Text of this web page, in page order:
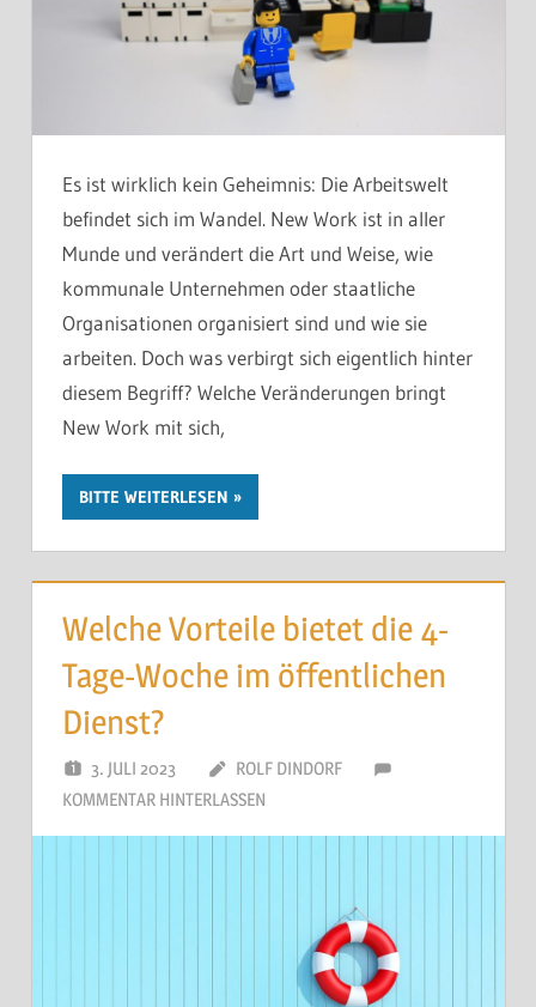
Es ist wirklich kein Geheimnis: Die Arbeitswelt
befindet sich im Wandel. New Work ist in aller
Munde und verändert die Art und Weise, wie
kommunale Unternehmen oder staatliche
Organisationen organisiert sind und wie sie
arbeiten. Doch was verbirgt sich eigentlich hinter
diesem Begriff? Welche Veränderungen bringt
New Work mit sich,
BITTE WEITERLESEN
Welche Vorteile bietet die 4-
Tage-Woche im öffentlichen
Dienst?
3. JULI 2023
ROLF DINDORF
KOMMENTAR HINTERLASSEN